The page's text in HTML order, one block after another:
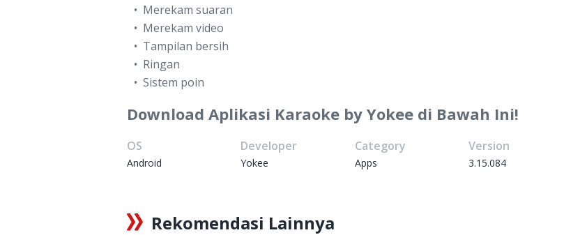
Merekam suaran
Merekam video
Tampilan bersih
Ringan
Sistem poin
Download Aplikasi Karaoke by Yokee di Bawah Ini!
OS
Android
Developer
Yokee
Category
Apps
Version
3.15.084
Rekomendasi Lainnya